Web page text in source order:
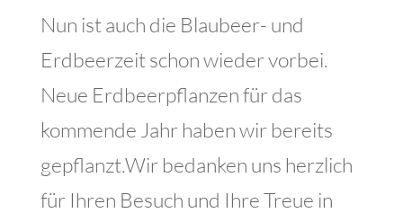
Nun ist auch die Blaubeer- und
Erdbeerzeit schon wieder vorbei.
Neue Erdbeerpflanzen für das
kommende Jahr haben wir bereits
gepflanzt.Wir bedanken uns herzlich
für Ihren Besuch und Ihre Treue in